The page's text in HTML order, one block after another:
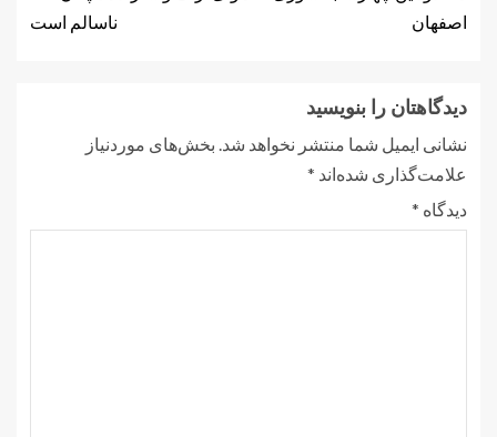
اصفهان
ناسالم است
دیدگاهتان را بنویسید
نشانی ایمیل شما منتشر نخواهد شد. بخش‌های موردنیاز
علامت‌گذاری شده‌اند *
دیدگاه *